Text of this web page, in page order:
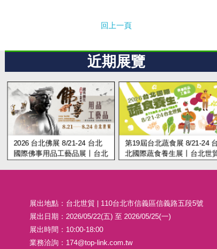
回上一頁
近期展覽
2026 台北佛展 8/21-24 台北
國際佛事用品工藝品展丨台北
第19屆台北蔬食展 8/21-24
北國際蔬食養生展丨台北世
展出地點：台北世貿 | 110台北市信義區信義路五段5號
展出日期：2026/05/22(五) 至 2026/05/25(一)
展出時間：10:00-18:00
業務洽詢： 174@top-link.com.tw